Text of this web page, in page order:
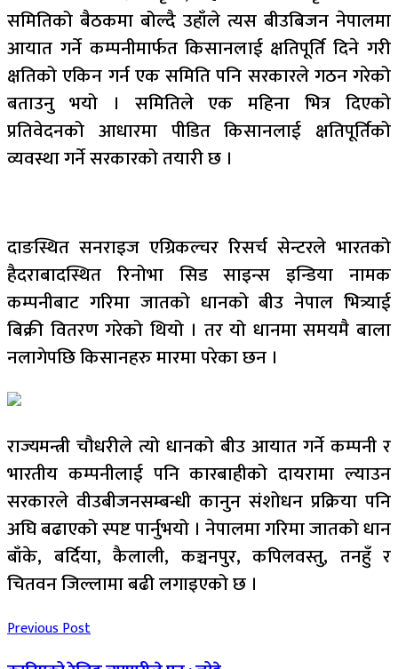
समितिको बैठकमा बोल्दै उहाँले त्यस बीउबिजन नेपालमा
आयात गर्ने कम्पनीमार्फत किसानलाई क्षतिपूर्ति दिने गरी
क्षतिको एकिन गर्न एक समिति पनि सरकारले गठन गरेको
बताउनु भयो । समितिले एक महिना भित्र दिएको
प्रतिवेदनको आधारमा पीडित किसानलाई क्षतिपूर्तिको
व्यवस्था गर्ने सरकारको तयारी छ ।
दाङस्थित सनराइज एग्रिकल्चर रिसर्च सेन्टरले भारतको
हैदराबादस्थित रिनोभा सिड साइन्स इन्डिया नामक
कम्पनीबाट गरिमा जातको धानको बीउ नेपाल भित्र्याई
बिक्री वितरण गरेको थियो । तर यो धानमा समयमै बाला
नलागेपछि किसानहरु मारमा परेका छन ।
राज्यमन्त्री चौधरीले त्यो धानको बीउ आयात गर्ने कम्पनी र
भारतीय कम्पनीलाई पनि कारबाहीको दायरामा ल्याउन
सरकारले वीउबीजनसम्बन्धी कानुन संशोधन प्रक्रिया पनि
अघि बढाएको स्पष्ट पार्नुभयो । नेपालमा गरिमा जातको धान
बाँके, बर्दिया, कैलाली, कञ्चनपुर, कपिलवस्तु, तनहुँ र
चितवन जिल्लामा बढी लगाइएको छ ।
Previous Post